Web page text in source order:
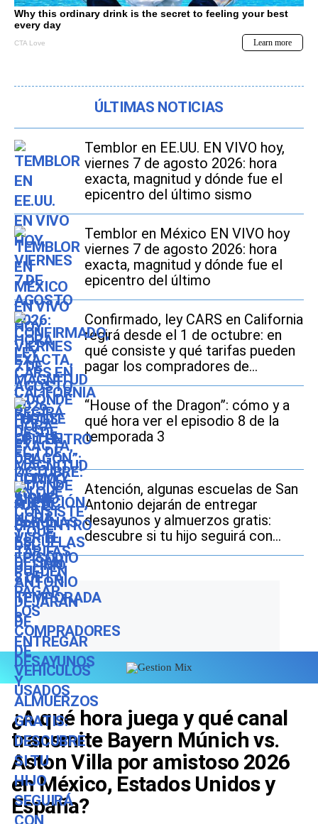
ÚLTIMAS NOTICIAS
Temblor en EE.UU. EN VIVO hoy,
viernes 7 de agosto 2026: hora
exacta, magnitud y dónde fue el
epicentro del último sismo
Temblor en México EN VIVO hoy
viernes 7 de agosto 2026: hora
exacta, magnitud y dónde fue el
epicentro del último
Confirmado, ley CARS en California
regirá desde el 1 de octubre: en
qué consiste y qué tarifas pueden
pagar los compradores de
vehículos usados
“House of the Dragon”: cómo y a
qué hora ver el episodio 8 de la
temporada 3
Atención, algunas escuelas de San
Antonio dejarán de entregar
desayunos y almuerzos gratis:
descubre si tu hijo seguirá con
este beneficio durante el ciclo